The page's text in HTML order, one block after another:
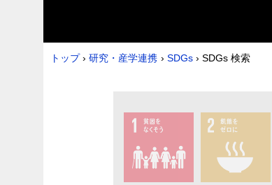
トップ › 研究・産学連携 › SDGs › SDGs 検索
1.貧困 2.飢餓